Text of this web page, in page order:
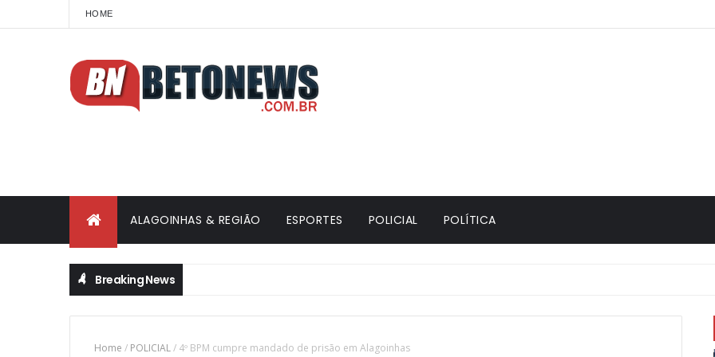
HOME
ALAGOINHAS & REGIÃO ESPORTES POLICIAL POLÍTICA
Breaking News
Home / POLICIAL/ 4º BPM cumpre mandado de prisão em Alagoinhas